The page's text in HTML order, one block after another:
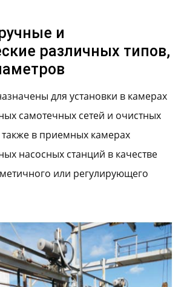
и
различных типов,
для установки в камерах
самотечных сетей и очистных
в приемных камерах
насосных станций в качестве
или регулирующего